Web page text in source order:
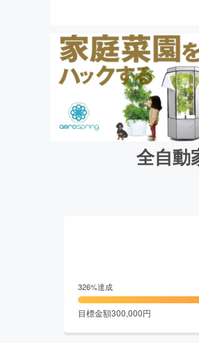
全自動
326%達成
目標金額300,000円